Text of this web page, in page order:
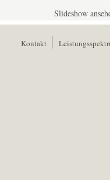
Slideshow
Kontakt